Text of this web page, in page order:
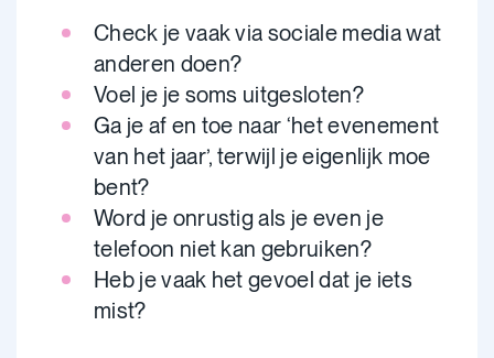
Check je vaak via sociale media wat
anderen doen?
Voel je je soms uitgesloten?
Ga je af en toe naar ‘het evenement
van het jaar’, terwijl je eigenlijk moe
bent?
Word je onrustig als je even je
telefoon niet kan gebruiken?
Heb je vaak het gevoel dat je iets
mist?